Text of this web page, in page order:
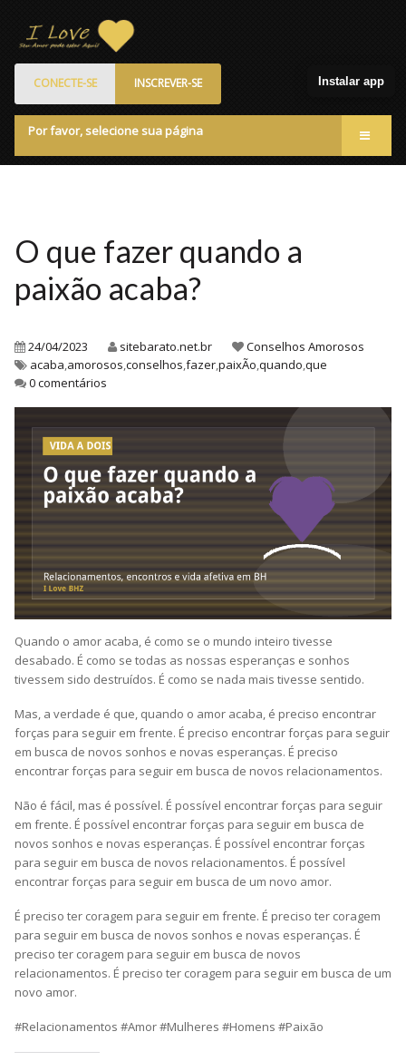
CONECTE-SE INSCREVER-SE
Por favor, selecione sua página
Programa de Patrocinados
Marketplace
O que fazer quando a
paixão acaba?
24/04/2023 sitebarato.net.br
Conselhos Amorosos
acaba,amorosos,conselhos,fazer,paixÃo,quando,que
0 comentários
Quando o amor acaba, é como se o mundo inteiro tivesse
desabado. É como se todas as nossas esperanças e sonhos
tivessem sido destruídos. É como se nada mais tivesse sentido.
Mas, a verdade é que, quando o amor acaba, é preciso encontrar
forças para seguir em frente. É preciso encontrar forças para seguir
em busca de novos sonhos e novas esperanças. É preciso
encontrar forças para seguir em busca de novos relacionamentos.
Não é fácil, mas é possível. É possível encontrar forças para seguir
em frente. É possível encontrar forças para seguir em busca de
novos sonhos e novas esperanças. É possível encontrar forças
para seguir em busca de novos relacionamentos. É possível
encontrar forças para seguir em busca de um novo amor.
É preciso ter coragem para seguir em frente. É preciso ter coragem
para seguir em busca de novos sonhos e novas esperanças. É
preciso ter coragem para seguir em busca de novos
relacionamentos. É preciso ter coragem para seguir em busca de um
novo amor.
#Relacionamentos #Amor #Mulheres #Homens #Paixão
Instalar app